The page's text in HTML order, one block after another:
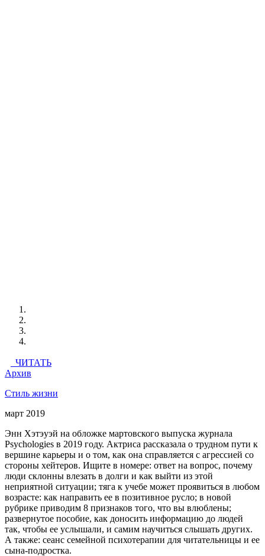
ЧИТАТЬ
Архив
Стиль жизни
март 2019
Энн Хэтэуэй на обложке мартовского выпуска журнала
Psychologies в 2019 году. Актриса рассказала о трудном пути к
вершине карьеры и о том, как она справляется с агрессией со
стороны хейтеров. Ищите в номере: ответ на вопрос, почему
люди склонны влезать в долги и как выйти из этой
неприятной ситуации; тяга к учебе может проявиться в любом
возрасте: как направить ее в позитивное русло; в новой
рубрике приводим 8 признаков того, что вы влюблены;
развернутое пособие, как доносить информацию до людей
так, чтобы ее услышали, и самим научиться слышать других.
А также: сеанс семейной психотерапии для читательницы и ее
сына-подростка.